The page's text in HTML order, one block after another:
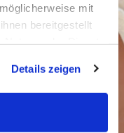
mit
bereitgestellt
Details zeigen